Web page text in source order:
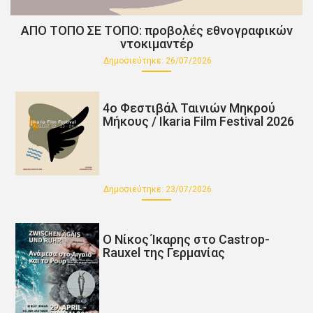
ΑΠΟ ΤΟΠΟ ΣΕ ΤΟΠΟ: προβολές εθνογραφικών
ντοκιμαντέρ
Δημοσιεύτηκε: 26/07/2026
4o Φεστιβάλ Ταινιών Μηκρού
Μήκους / Ikaria Film Festival 2026
Δημοσιεύτηκε: 23/07/2026
Ο Νίκος Ίκαρης στο Castrop-
Rauxel της Γερμανίας